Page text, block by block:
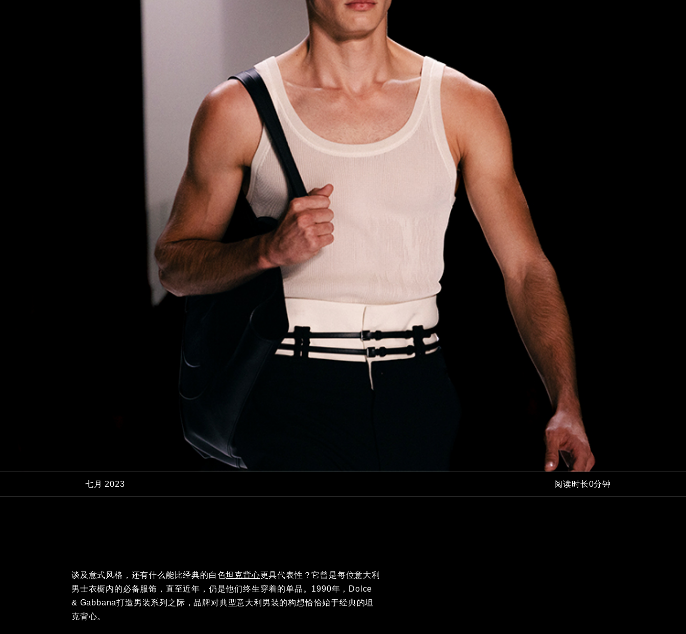
七月 2023 阅读时长0分钟
谈及意式风格，还有什么能比经典的白色坦克背心更具代表性？它曾是每位意大利
男士衣橱内的必备服饰，直至近年，仍是他们终生穿着的单品。1990年，Dolce
& Gabbana打造男装系列之际，品牌对典型意大利男装的构想恰恰始于经典的坦
克背心。